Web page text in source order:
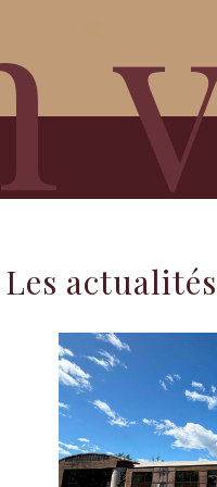
Les